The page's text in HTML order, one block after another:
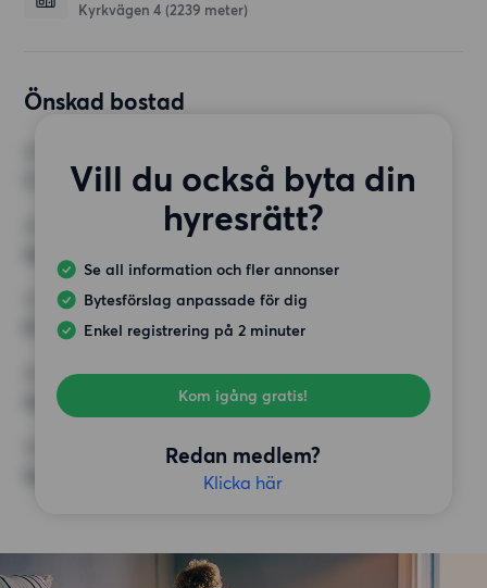
Kyrkvägen 4 (2239 meter)
Önskad bostad
Vill du också byta din
hyresrätt?
Se all information och fler annonser
Bytesförslag anpassade för dig
Enkel registrering på 2 minuter
Kom igång gratis!
Redan medlem?
Klicka här
MINST ANTAL KVADRATMETER
HÖGSTA HYRA
8 500 kr
Inga speciella krav
ÖVRIGA PREFERENSER
Inga speciella preferenser